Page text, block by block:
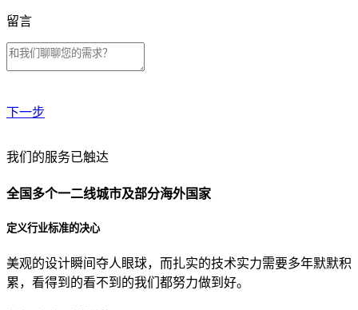
留言
下一步
贵公司预算范围是？
贵公司的团队规模是？
目前主要的营销渠道是？
我们的服务已触达
全国多个一二线城市及部分海外国家
定义行业标准的决心
美观的设计瞬间夺人眼球，而扎实的技术实力需要多年默默积
累，看得到的看不到的我们都努力做到好。